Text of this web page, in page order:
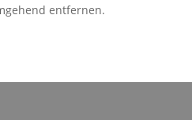
entfernen.